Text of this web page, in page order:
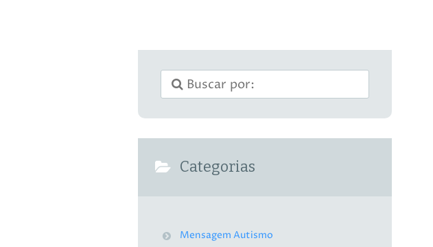
Categorias
Mensagem Autismo